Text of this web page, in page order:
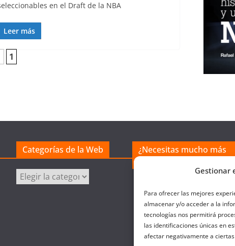
Gestionar
Para ofrecer las mejores
almacenar y/o acceder a la
tecnologías nos permitirá
las identificaciones únicas en
afectar negativamente a
en el Draft de la NBA
Leer más
1
Categorías de la Web
Categorías
¿Necesitas mucho más
excel?